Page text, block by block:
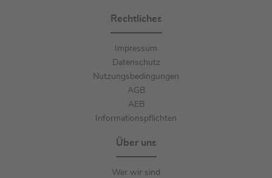
Rechtliches
Impressum
Datenschutz
Nutzungsbedingungen
AGB
AEB
Informationspflichten
Über uns
Wer wir sind